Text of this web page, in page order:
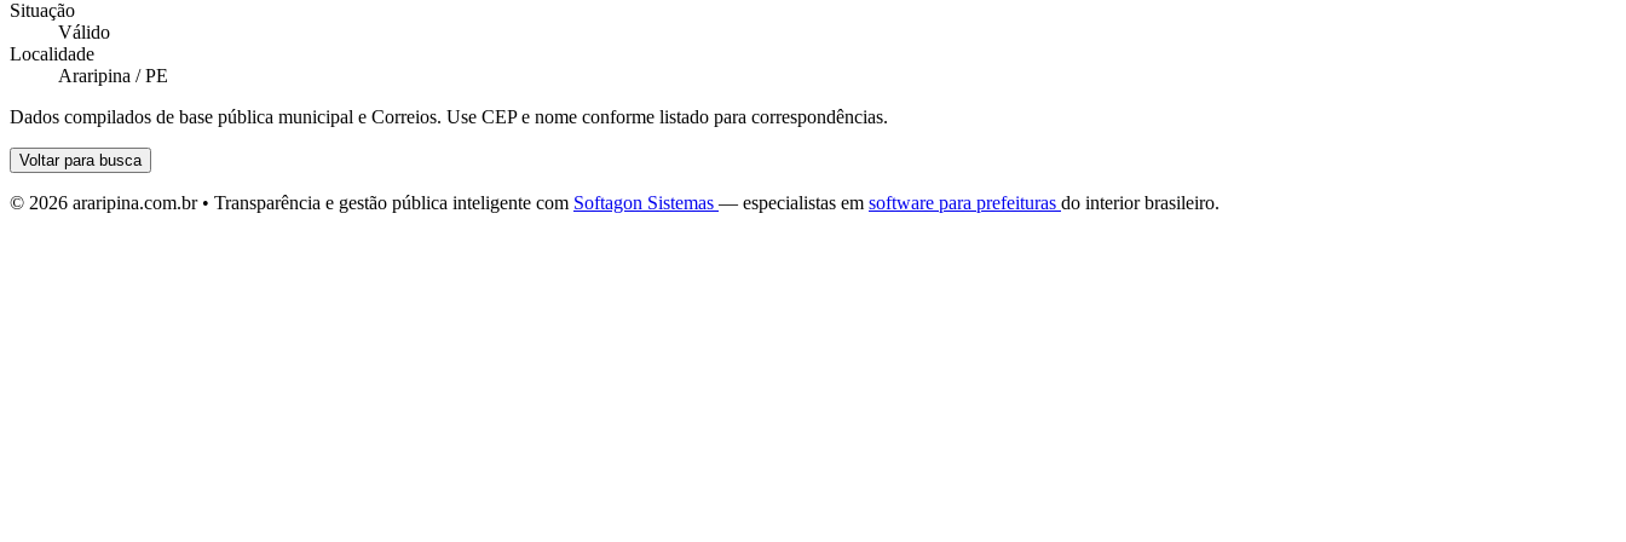
Situação
Válido
Localidade
Araripina / PE
Dados compilados de base pública municipal e Correios. Use CEP e nome conforme listado para correspondências.
Voltar para busca
© 2026 araripina.com.br • Transparência e gestão pública inteligente com Softagon Sistemas — especialistas em software para prefeituras do interior brasileiro.